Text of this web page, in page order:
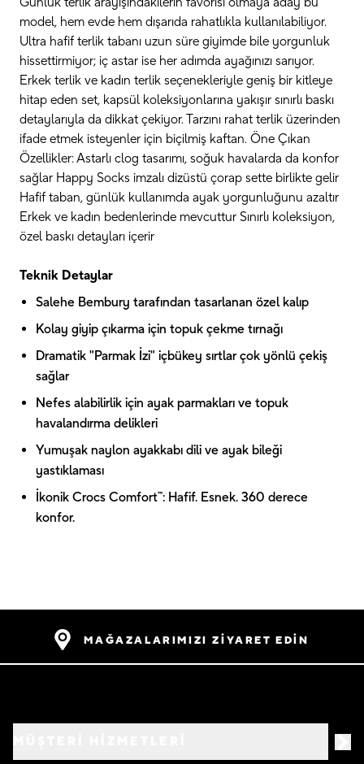
model, hem evde hem dışarıda rahatlıkla kullanılabiliyor.
Ultra hafif terlik tabanı uzun süre giyimde bile yorgunluk
hissettirmiyor; iç astar ise her adımda ayağınızı sarıyor.
Erkek terlik ve kadın terlik seçenekleriyle geniş bir kitleye
hitap eden set, kapsül koleksiyonlarına yakışır sınırlı baskı
detaylarıyla da dikkat çekiyor. Tarzını rahat terlik üzerinden
ifade etmek isteyenler için biçilmiş kaftan. Öne Çıkan
Özellikler: Astarlı clog tasarımı, soğuk havalarda da konfor
sağlar Happy Socks imzalı dizüstü çorap sette birlikte gelir
Hafif taban, günlük kullanımda ayak yorgunluğunu azaltır
Erkek ve kadın bedenlerinde mevcuttur Sınırlı koleksiyon,
özel baskı detayları içerir
Teknik Detaylar
Salehe Bembury tarafından tasarlanan özel kalıp
Kolay giyip çıkarma için topuk çekme tırnağı
Dramatik "Parmak İzi" içbükey sırtlar çok yönlü çekiş
sağlar
Nefes alabilirlik için ayak parmakları ve topuk
havalandırma delikleri
Yumuşak naylon ayakkabı dili ve ayak bileği
yastıklaması
İkonik Crocs Comfort™: Hafif. Esnek. 360 derece
konfor.
MAĞAZALARIMIZI ZİYARET EDİN